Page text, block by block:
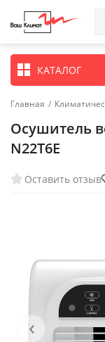
КАТАЛОГ
Главная /
Осушитель
N22T6E
Оставить отзыв
‹